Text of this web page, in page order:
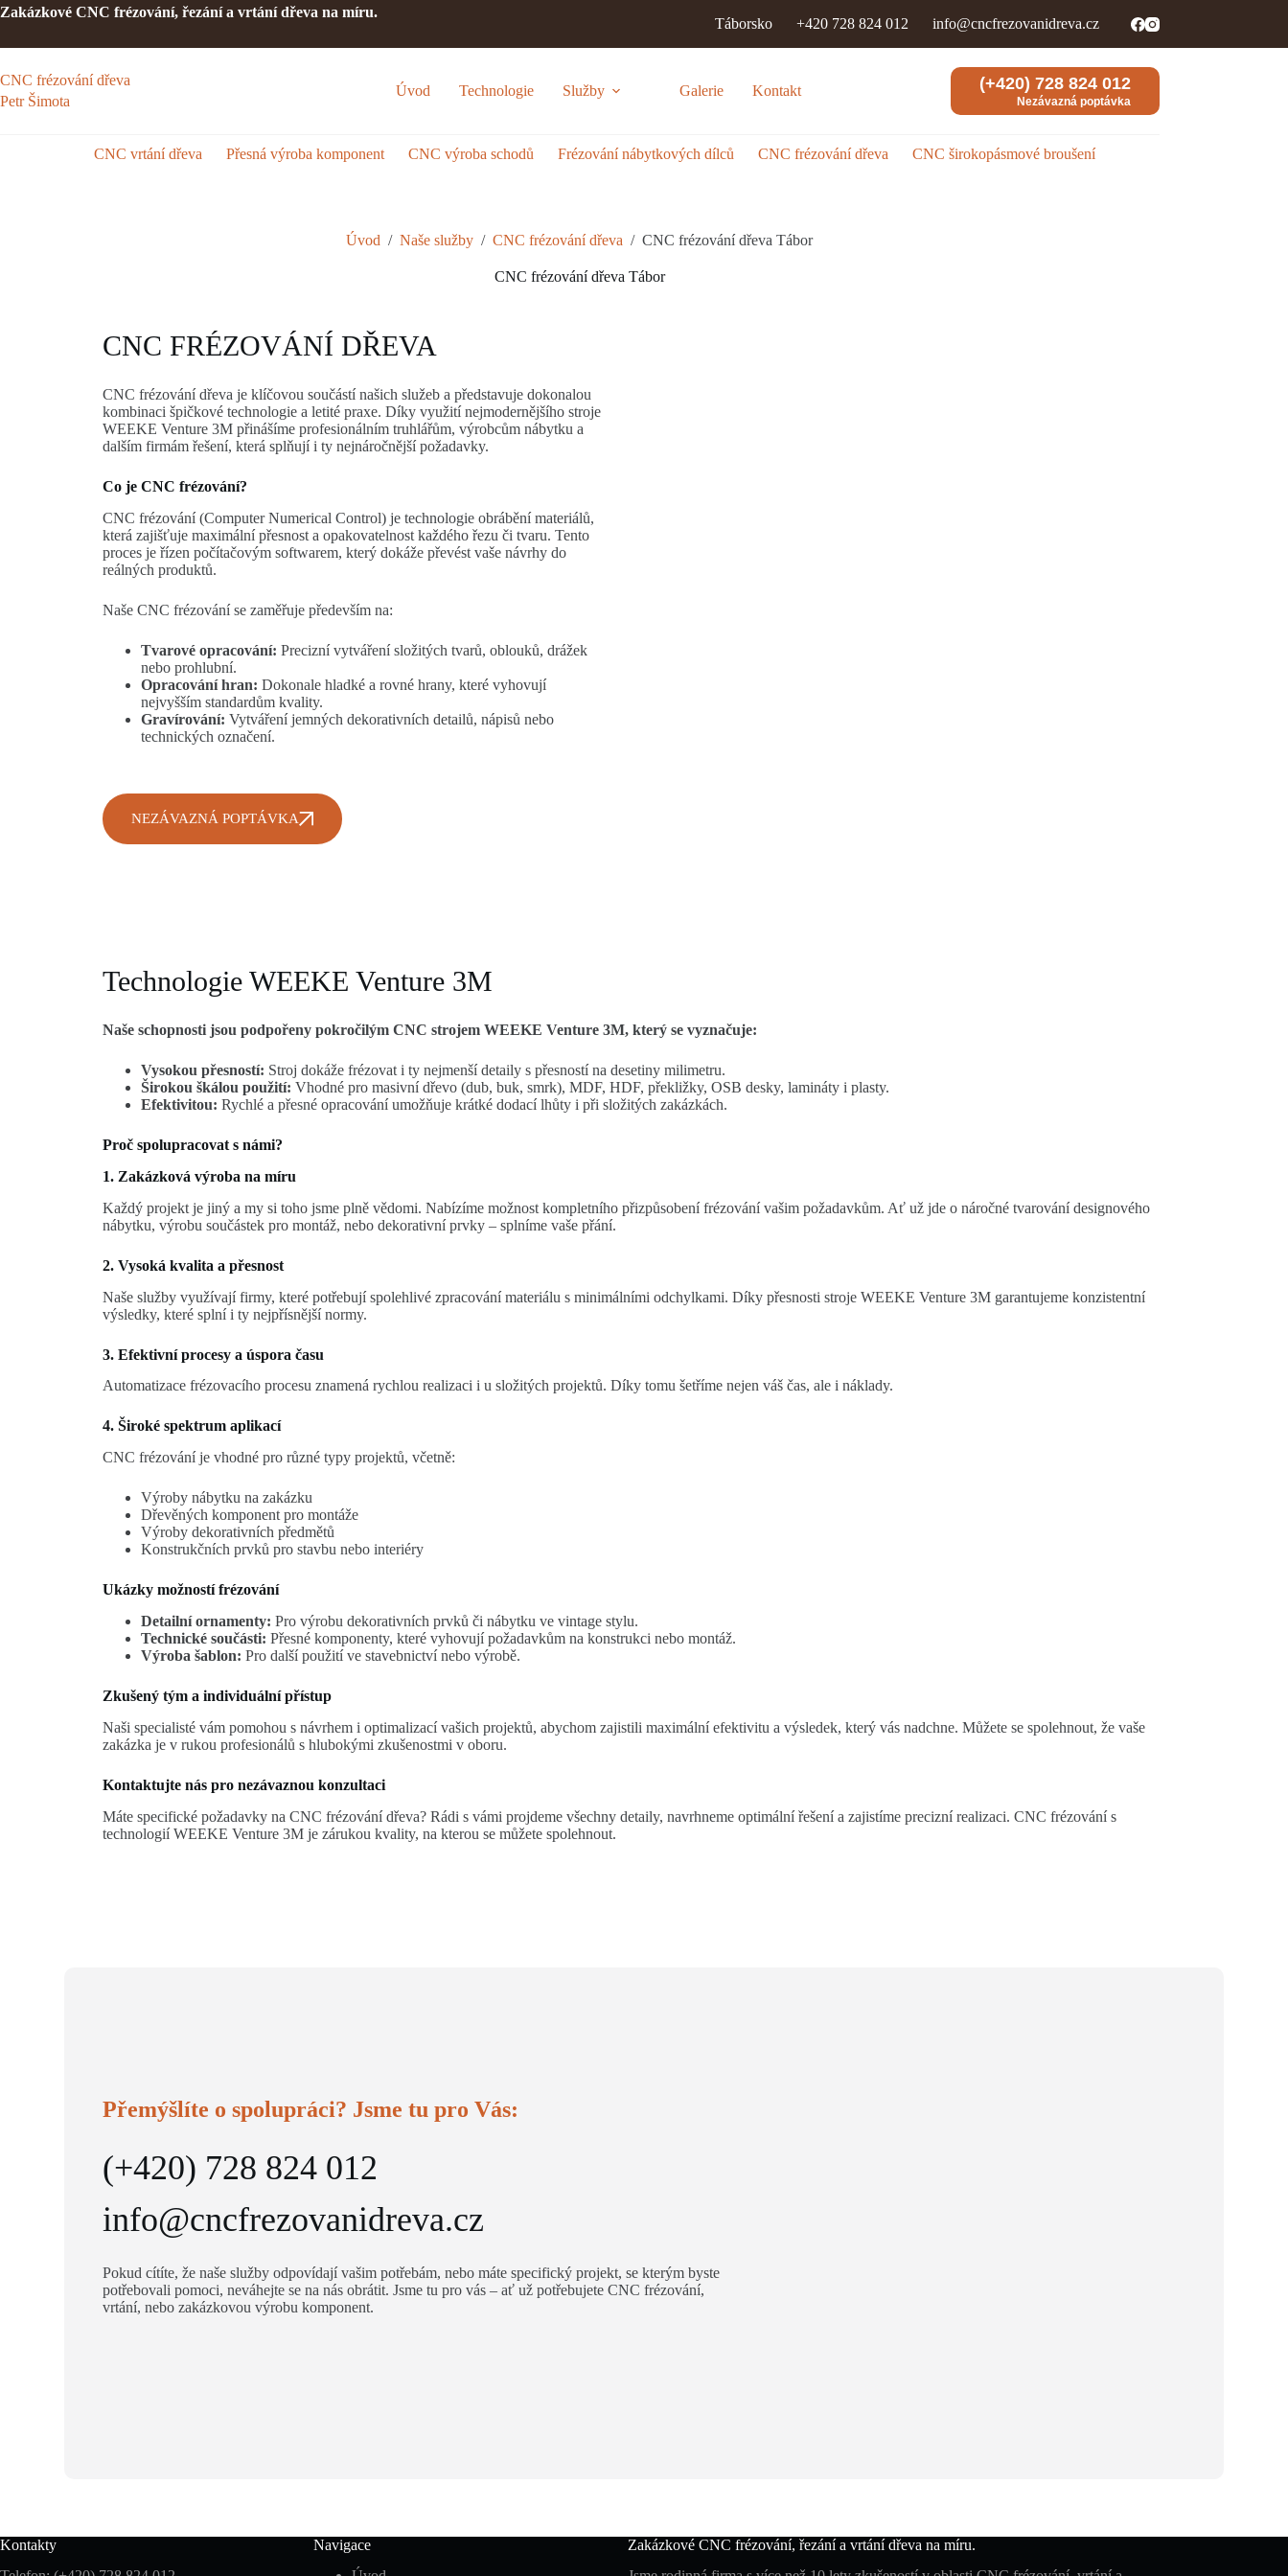
Zakázkové CNC frézování, řezání a vrtání dřeva na míru.
Táborsko +420 728 824 012 info@cncfrezovanidreva.cz
CNC frézování dřeva
Petr Šimota
Úvod Technologie Služby Galerie Kontakt (+420) 728 824 012
Nezávazná poptávka
CNC vrtání dřeva Přesná výroba komponent CNC výroba schodů Frézování nábytkových dílců CNC frézování dřeva CNC širokopásmové broušení
Úvod / Naše služby / CNC frézování dřeva / CNC frézování dřeva Tábor
CNC frézování dřeva Tábor
CNC FRÉZOVÁNÍ DŘEVA
CNC frézování dřeva je klíčovou součástí našich služeb a představuje dokonalou
kombinaci špičkové technologie a letité praxe. Díky využití nejmodernějšího stroje
WEEKE Venture 3M přinášíme profesionálním truhlářům, výrobcům nábytku a
dalším firmám řešení, která splňují i ty nejnáročnější požadavky.
Co je CNC frézování?
CNC frézování (Computer Numerical Control) je technologie obrábění materiálů,
která zajišťuje maximální přesnost a opakovatelnost každého řezu či tvaru. Tento
proces je řízen počítačovým softwarem, který dokáže převést vaše návrhy do
reálných produktů.
Naše CNC frézování se zaměřuje především na:
Tvarové opracování: Precizní vytváření složitých tvarů, oblouků, drážek
nebo prohlubní.
Opracování hran: Dokonale hladké a rovné hrany, které vyhovují
nejvyšším standardům kvality.
Gravírování: Vytváření jemných dekorativních detailů, nápisů nebo
technických označení.
NEZÁVAZNÁ POPTÁVKA
Technologie WEEKE Venture 3M
Naše schopnosti jsou podpořeny pokročilým CNC strojem WEEKE Venture 3M, který se vyznačuje:
Vysokou přesností: Stroj dokáže frézovat i ty nejmenší detaily s přesností na desetiny milimetru.
Širokou škálou použití: Vhodné pro masivní dřevo (dub, buk, smrk), MDF, HDF, překližky, OSB desky, lamináty i plasty.
Efektivitou: Rychlé a přesné opracování umožňuje krátké dodací lhůty i při složitých zakázkách.
Proč spolupracovat s námi?
1. Zakázková výroba na míru
Každý projekt je jiný a my si toho jsme plně vědomi. Nabízíme možnost kompletního přizpůsobení frézování vašim požadavkům. Ať už jde o náročné tvarování designového
nábytku, výrobu součástek pro montáž, nebo dekorativní prvky – splníme vaše přání.
2. Vysoká kvalita a přesnost
Naše služby využívají firmy, které potřebují spolehlivé zpracování materiálu s minimálními odchylkami. Díky přesnosti stroje WEEKE Venture 3M garantujeme konzistentní
výsledky, které splní i ty nejpřísnější normy.
3. Efektivní procesy a úspora času
Automatizace frézovacího procesu znamená rychlou realizaci i u složitých projektů. Díky tomu šetříme nejen váš čas, ale i náklady.
4. Široké spektrum aplikací
CNC frézování je vhodné pro různé typy projektů, včetně:
Výroby nábytku na zakázku
Dřevěných komponent pro montáže
Výroby dekorativních předmětů
Konstrukčních prvků pro stavbu nebo interiéry
Ukázky možností frézování
Detailní ornamenty: Pro výrobu dekorativních prvků či nábytku ve vintage stylu.
Technické součásti: Přesné komponenty, které vyhovují požadavkům na konstrukci nebo montáž.
Výroba šablon: Pro další použití ve stavebnictví nebo výrobě.
Zkušený tým a individuální přístup
Naši specialisté vám pomohou s návrhem i optimalizací vašich projektů, abychom zajistili maximální efektivitu a výsledek, který vás nadchne. Můžete se spolehnout, že vaše
zakázka je v rukou profesionálů s hlubokými zkušenostmi v oboru.
Kontaktujte nás pro nezávaznou konzultaci
Máte specifické požadavky na CNC frézování dřeva? Rádi s vámi projdeme všechny detaily, navrhneme optimální řešení a zajistíme precizní realizaci. CNC frézování s
technologií WEEKE Venture 3M je zárukou kvality, na kterou se můžete spolehnout.
Přemýšlíte o spolupráci? Jsme tu pro Vás:
(+420) 728 824 012
info@cncfrezovanidreva.cz
Pokud cítíte, že naše služby odpovídají vašim potřebám, nebo máte specifický projekt, se kterým byste
potřebovali pomoci, neváhejte se na nás obrátit. Jsme tu pro vás – ať už potřebujete CNC frézování,
vrtání, nebo zakázkovou výrobu komponent.
Kontakty
Navigace
Zakázkové CNC frézování, řezání a vrtání dřeva na míru.